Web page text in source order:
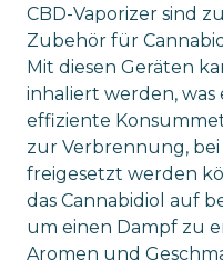
CBD-Vaporizer sind
Zubehör für
Mit diesen Geräten
inhaliert werden,
effiziente
zur Verbrennung,
freigesetzt werden
das Cannabidiol auf
um einen Dampf zu
Aromen und